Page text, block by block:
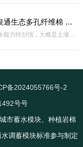
清水河县城市河道排水用银通生态多孔纤维棉 渗透性好重量轻
清水河县银通生态多孔纤维棉储水能力特别强，大概是土壤的6倍，所以在下暴雨或者是严重的雨雪天气时，能将降水量很好的吸收掉，到了天气晴朗之后又会将这些水分蒸发到空气中。这种材料在绿化环保上能起到很大的作用，能够大
备2024055766号-2
号号
市蓄水模块、种植岩棉
调蓄模块标准参与制定